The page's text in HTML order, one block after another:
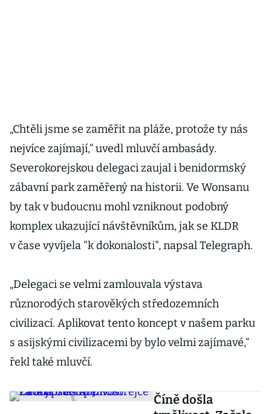
„Chtěli jsme se zaměřit na pláže, protože ty nás
nejvíce zajímají,“ uvedl mluvčí ambasády.
Severokorejskou delegaci zaujal i benidormský
zábavní park zaměřený na historii. Ve Wonsanu
by tak v budoucnu mohl vzniknout podobný
komplex ukazující návštěvníkům, jak se KLDR
v čase vyvíjela "k dokonalosti", napsal Telegraph.
„Delegaci se velmi zamlouvala výstava
různorodých starověkých středozemních
civilizací. Aplikovat tento koncept v našem parku
s asijskými civilizacemi by bylo velmi zajímavé,“
řekl také mluvčí.
Číně došla